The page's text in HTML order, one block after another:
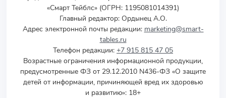
«Смарт Тейблс» (ОГРН: 1195081014391)
Главный редактор: Ордынец А.О.
Адрес электронной почты редакции: marketing@smart-
tables.ru
Телефон редакции: +7 915 815 47 05
Возрастные ограничения информационной продукции,
предусмотренные ФЗ от 29.12.2010 N436-ФЗ «О защите
детей от информации, причиняющей вред их здоровью
и развитию»: 18+